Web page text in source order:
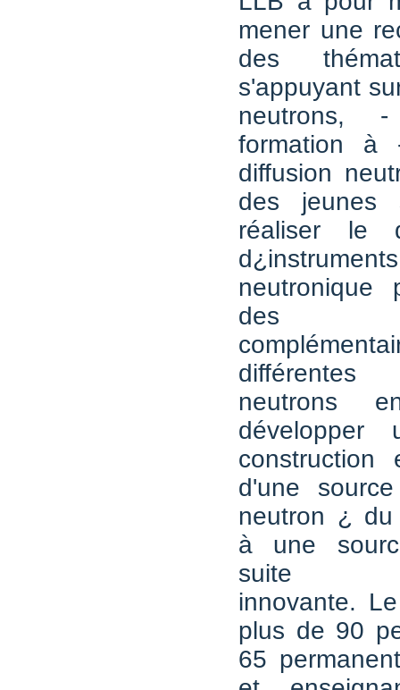
mener une
des
s'appuyant
neutrons,
formation
diffusion
des jeunes
réaliser le
neutronique
des
neutrons
construction
d'une
neutron ¿ du
à une
suite
innovante.
plus de 90
65